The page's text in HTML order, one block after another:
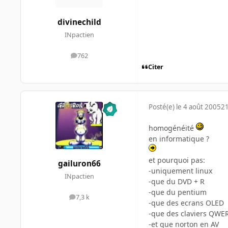
divinechild
INpactien
762
messages
Citer
gailuron66
INpactien
7,3 k
messages
Posté(e) le 4 août 2005
homogénéité
en informatique ?
et pourquoi pas:
-uniquement linux
-que du DVD + R
-que du pentium
-que des ecrans OLED
-que des claviers
-et que norton en AV